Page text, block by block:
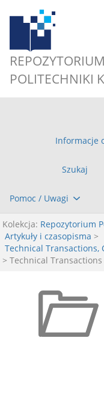
REPOZYTORIUM
POLITECHNIKI
Informacje
Szukaj
Pomoc / Uwagi
Kolekcja: Repozytorium
Artykuły i czasopisma >
Technical Transactions,
> Technical Transactions